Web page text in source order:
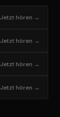
Jetzt hören →
Jetzt hören →
Jetzt hören →
Jetzt hören →